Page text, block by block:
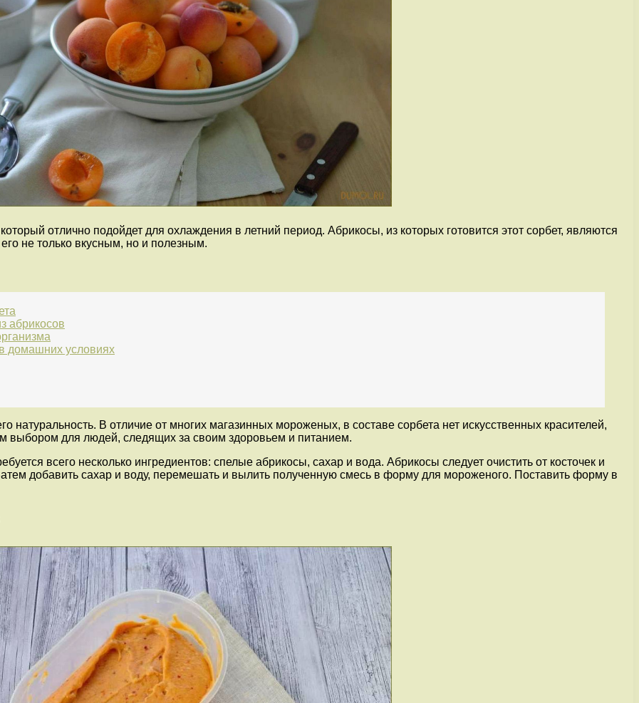
отлично подойдет для охлаждения в летний период. Абрикосы, из которых готовится этот сорбет, являются
не только вкусным, но и полезным.
абрикосов
домашних условиях
натуральность. В отличие от многих магазинных мороженых, в составе сорбета нет искусственных красителей,
выбором для людей, следящих за своим здоровьем и питанием.
всего несколько ингредиентов: спелые абрикосы, сахар и вода. Абрикосы следует очистить от косточек и
добавить сахар и воду, перемешать и вылить полученную смесь в форму для мороженого. Поставить форму в